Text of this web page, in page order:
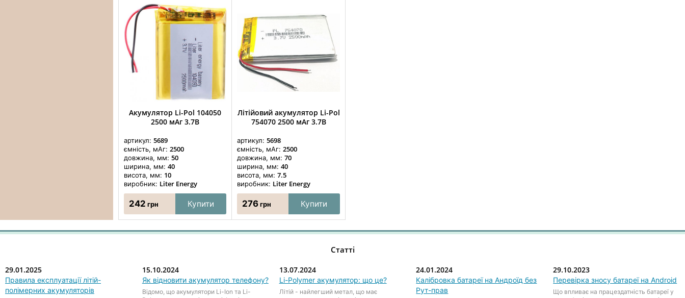
Акумулятор Li-Pol 104050
2500 мАг 3.7В
артикул:5689
ємність, мАг:2500
довжина, мм:50
ширина, мм:40
висота, мм: 10
виробник: Liter Energy
242 грн Купити
Літійовий акумулятор Li-Pol
754070 2500 мАг 3.7В
артикул:5698
ємність, мАг:2500
довжина, мм:70
ширина, мм:40
висота, мм:7.5
виробник: Liter Energy
276грн Купити
Статті
29.01.2025
Правила експлуатації літій-
полімерних акумуляторів
15.10.2024
Як відновити акумулятор телефону?
Відомо, що акумулятори Li-Ion та Li-
13.07.2024
Li-Polymer акумулятор: що це?
Літій - найлегший метал, що має
24.01.2024
Калібровка батареї на Андроїд без
Рут-прав
29.10.2023
Перевірка зносу батареї на Android
Що впливає на працездатність батареї у